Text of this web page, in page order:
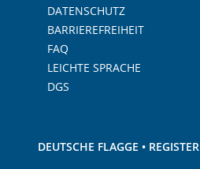
DATENSCHUTZ
BARRIEREFREIHEIT
FAQ
LEICHTE SPRACHE
DGS
DEUTSCHE FLAGGE • REGISTER